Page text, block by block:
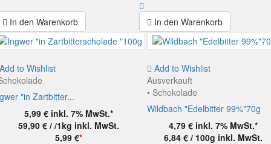
In den Warenkorb In den Warenkorb
to Wishlist
"in Zartbitter...
5,99 € inkl. 7% MwSt.*
59,90 € / /1kg inkl. MwSt.
5,99 €*
Add to Wishlist
Ausverkauft
• Schokolade
Wildbach "Edelbitter 99%"70g
4,79 € inkl. 7% MwSt.*
6,84 € / 100g inkl. MwSt.